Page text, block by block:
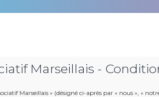
Marseillais -
Marseillais » (désigné ci-après par « nous », «